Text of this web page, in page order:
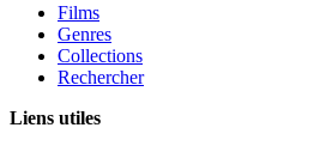
Films
Genres
Collections
Rechercher
Liens utiles